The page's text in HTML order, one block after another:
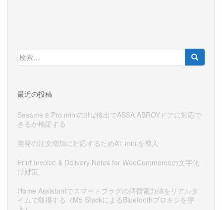
検
索:
最近の投稿
Sesame 6 Pro miniの3Hz検出でASSA ABROYドアに対応で
きるか検証する
突発の注文増加に対応するためA1 miniを導入
Print Invoice & Delivery Notes for WooCommerceの文字化
け対策
Home Assistantでスマートプラグの消費電力値をリアルタ
イムで取得する（M5 StackによるBluetoothプロキシを導